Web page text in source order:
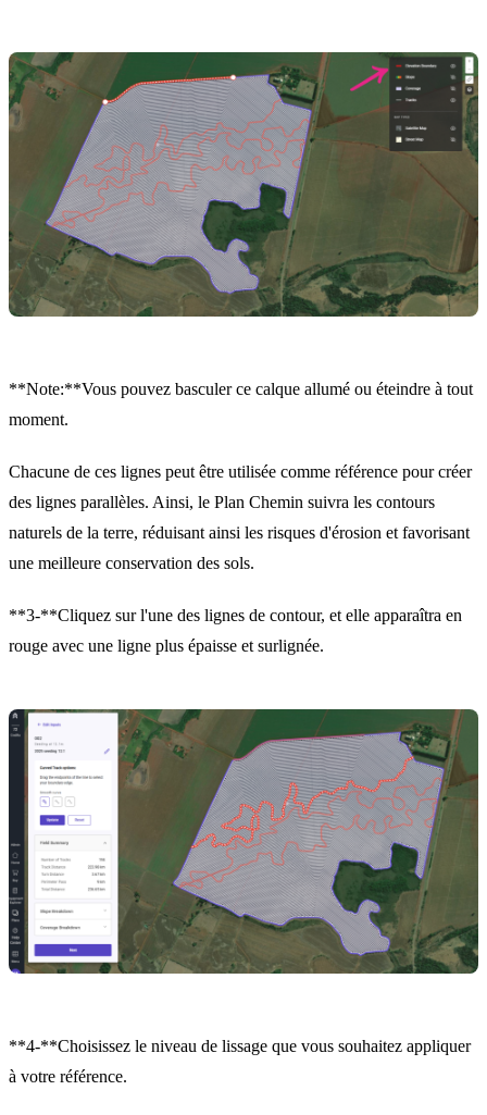
**Note:**Vous pouvez basculer ce calque allumé ou éteindre à tout
moment.
Chacune de ces lignes peut être utilisée comme référence pour créer
des lignes parallèles. Ainsi, le Plan Chemin suivra les contours
naturels de la terre, réduisant ainsi les risques d'érosion et favorisant
une meilleure conservation des sols.
**3-**Cliquez sur l'une des lignes de contour, et elle apparaîtra en
rouge avec une ligne plus épaisse et surlignée.
**4-**Choisissez le niveau de lissage que vous souhaitez appliquer
à votre référence.